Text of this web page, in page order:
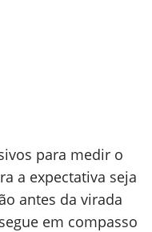
para medir o
a expectativa seja
antes da virada
em compasso